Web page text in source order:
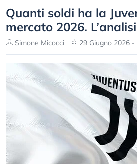
Quanti soldi ha la
mercato 2026.
Simone Micocci 29 Giugno 2026 -